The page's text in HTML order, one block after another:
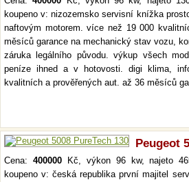
koupeno v: nizozemsko servisní knížka
naftovým motorem. více než 19 000
měsíců garance na mechanický stav vozu,
záruka legálního původu. výkup všech
peníze ihned a v hotovosti. digi klima,
kvalitních a prověřených aut. až 36 měsíců
Peugeot
Cena: 400000Kč, výkon 96 kw, najeto
koupeno v: česká republika první majitel